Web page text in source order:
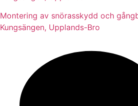
Montering av snörasskydd och
Kungsängen, Upplands-Bro